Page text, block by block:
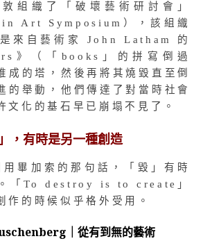
組織了「破壞藝術研討會」
Art Symposium），該組織
來自藝術家 John Latham 的
》（「books」的拼寫倒過
成的塔，然後再將其燒毀直至倒
的舉動，他們傳達了對當時社會
文化的基石早已崩塌不見了。
」，有時是另一種創造
畢加索的那句話，「毀」有時
「To destroy is to create」
作的時候似乎格外受用。
｜從有到無的藝術